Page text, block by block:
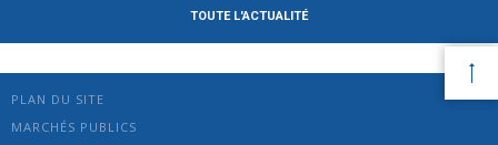
TOUTE L'ACTUALITÉ
PLAN DU SITE
MARCHÉS PUBLICS